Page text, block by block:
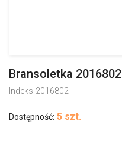
Bransoletka 2016802
Indeks 2016802
Dostępność: 5 szt.